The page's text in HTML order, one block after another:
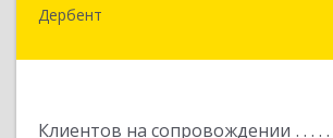
Дербент
Клиентов на сопровождении
368600, Дагестан Респ, Дербент